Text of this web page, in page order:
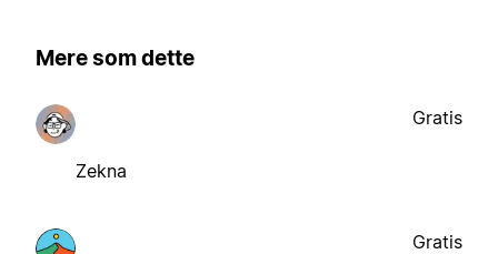
Mere som dette
Zekna
Gratis
Gratis